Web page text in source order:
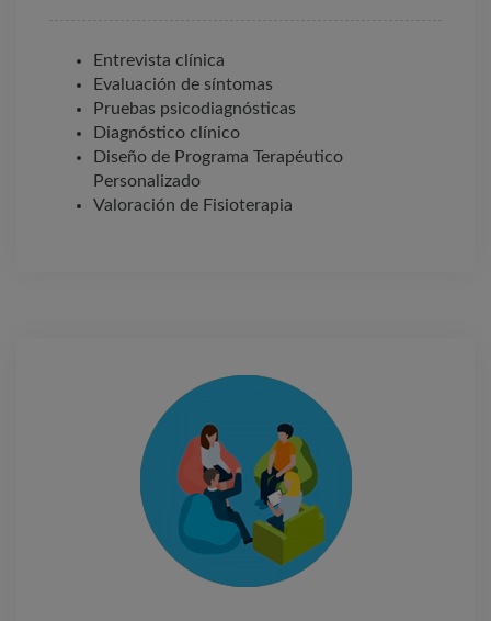
Entrevista clínica
Evaluación de síntomas
Pruebas psicodiagnósticas
Diagnóstico clínico
Diseño de Programa Terapéutico
Personalizado
Valoración de Fisioterapia